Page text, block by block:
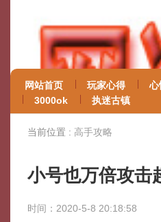
网站首页 玩家心得 心
3000ok
执迷古镇
当前位置 : 高手攻略
小号也万倍攻击
时间：2020-5-8 20:18:58